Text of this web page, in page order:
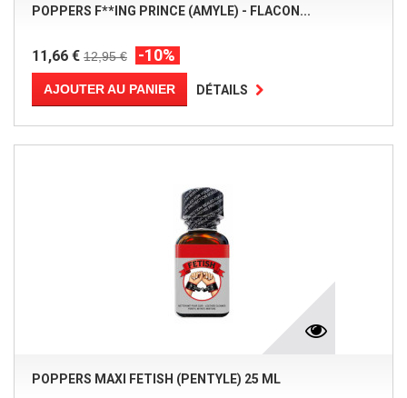
POPPERS F**ING PRINCE (AMYLE) - FLACON...
11,66 € 12,95 € -10%
AJOUTER AU PANIER DÉTAILS
POPPERS MAXI FETISH (PENTYLE) 25 ML